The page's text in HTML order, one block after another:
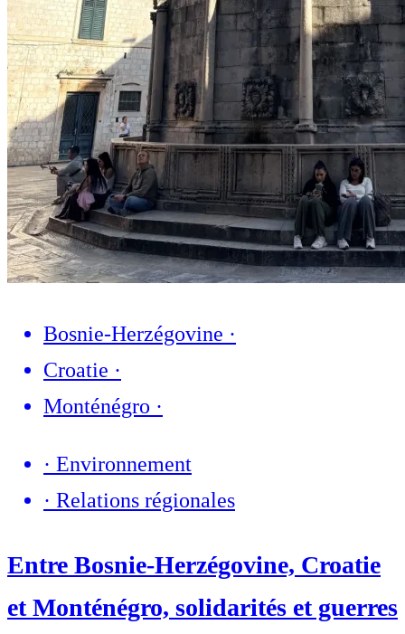
Bosnie-Herzégovine ·
Croatie ·
Monténégro ·
· Environnement
· Relations régionales
Entre Bosnie-Herzégovine, Croatie
et Monténégro, solidarités et guerres